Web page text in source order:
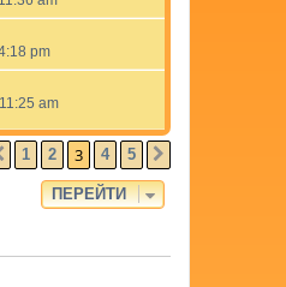
pm
am
ПРЕД.
1 2 3 4 5
ПЕРЕЙТИ